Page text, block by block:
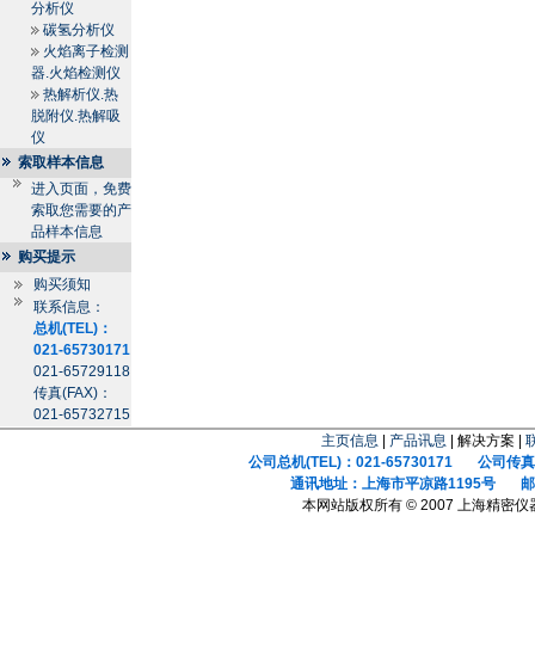
分析仪
碳氢分析仪
火焰离子检测
器.火焰检测仪
热解析仪.热
脱附仪.热解吸
仪
索取样本信息
进入页面，免费
索取您需要的产
品样本信息
购买提示
购买须知
联系信息：
总机(TEL)：
021-65730171
021-65729118
传真(FAX)：
021-65732715
主页信息 产品讯息 | 解决方案 |
公司总机(TEL)：021-65730171 公司传真
通讯地址：上海市平凉路1195号 邮
本网站版权所有 © 2007 上海精密仪